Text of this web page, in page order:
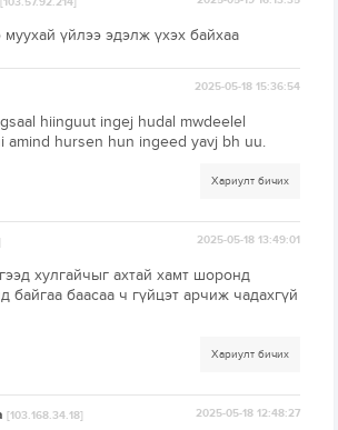
[103.57.92.214]
муухай үйлээ эдэлж үхэх байхаа
2025-05-18 15:36:54
hiinguut ingej hudal mwdeelel
amind hursen hun ingeed yavj bh uu.
Хариулт бичих
2025-05-18 13:49:01
хулгайчыг ахтай хамт шоронд
байгаа баасаа ч гүйцэт арчиж чадахгүй
Хариулт бичих
[103.168.34.18] 2025-05-18 12:48:27